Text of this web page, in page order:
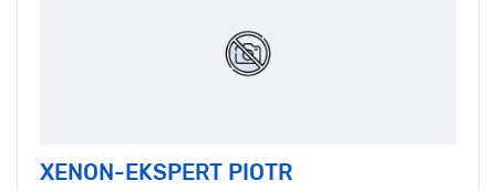
XENON-EKSPERT PIOTR